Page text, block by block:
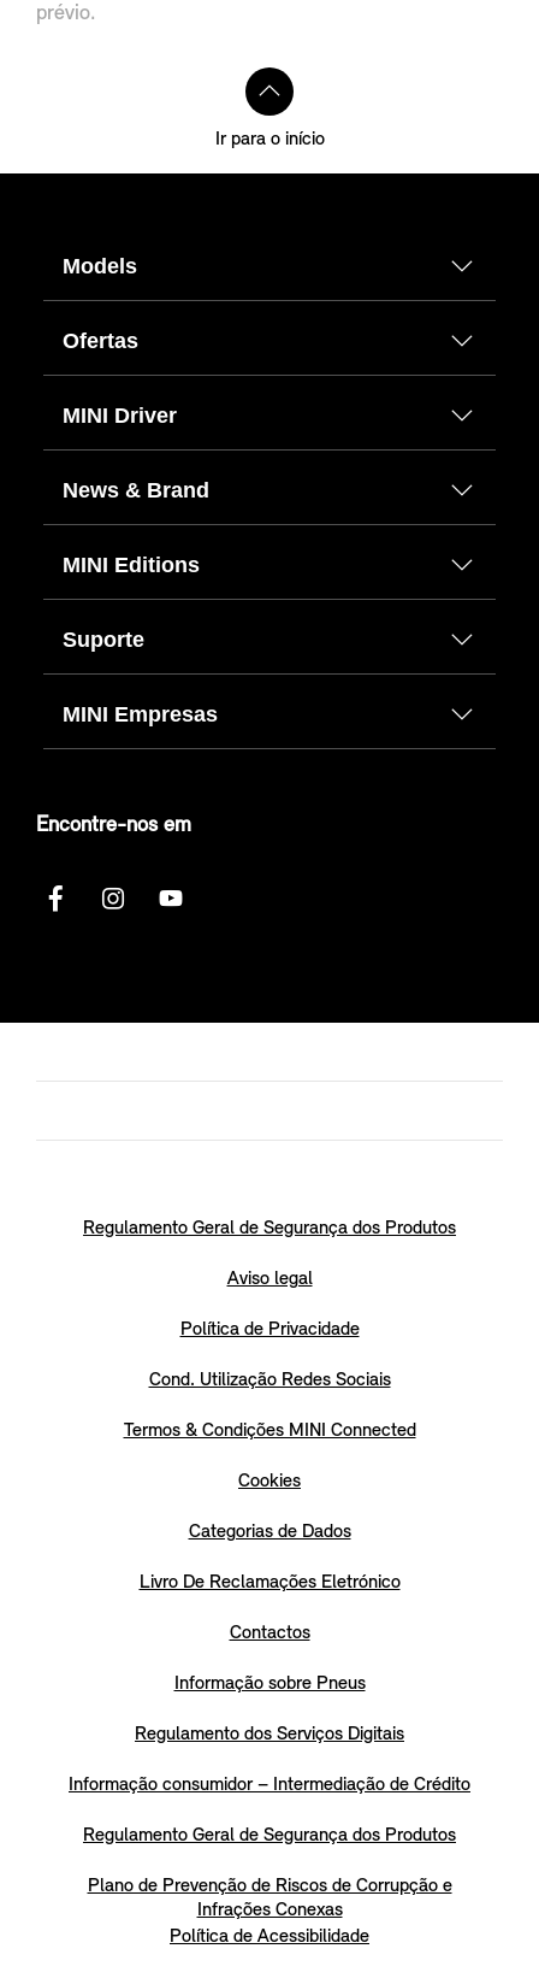
prévio.
Ir para o início
Models
Ofertas
MINI Driver
News & Brand
MINI Editions
Suporte
MINI Empresas
Encontre-nos em
Regulamento Geral de Segurança dos Produtos
Aviso legal
Política de Privacidade
Cond. Utilização Redes Sociais
Termos & Condições MINI Connected
Cookies
Categorias de Dados
Livro De Reclamações Eletrónico
Contactos
Informação sobre Pneus
Regulamento dos Serviços Digitais
Informação consumidor – Intermediação de Crédito
Regulamento Geral de Segurança dos Produtos
Plano de Prevenção de Riscos de Corrupção e
Infrações Conexas
Política de Acessibilidade